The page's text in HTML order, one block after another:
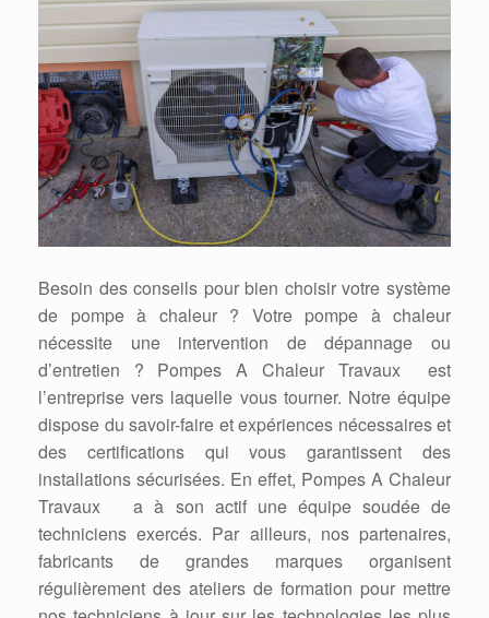
Besoin des conseils pour bien choisir votre système
de pompe à chaleur ? Votre pompe à chaleur
nécessite une intervention de dépannage ou
d’entretien ? Pompes A Chaleur Travaux est
l’entreprise vers laquelle vous tourner. Notre équipe
dispose du savoir-faire et expériences nécessaires et
des certifications qui vous garantissent des
installations sécurisées. En effet, Pompes A Chaleur
Travaux a à son actif une équipe soudée de
techniciens exercés. Par ailleurs, nos partenaires,
fabricants de grandes marques organisent
régulièrement des ateliers de formation pour mettre